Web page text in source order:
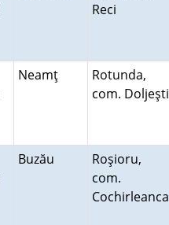
Reci
Neamţ
Rotunda,
com. Doljeşti
Buzău
Roşioru,
com.
Cochirleanca